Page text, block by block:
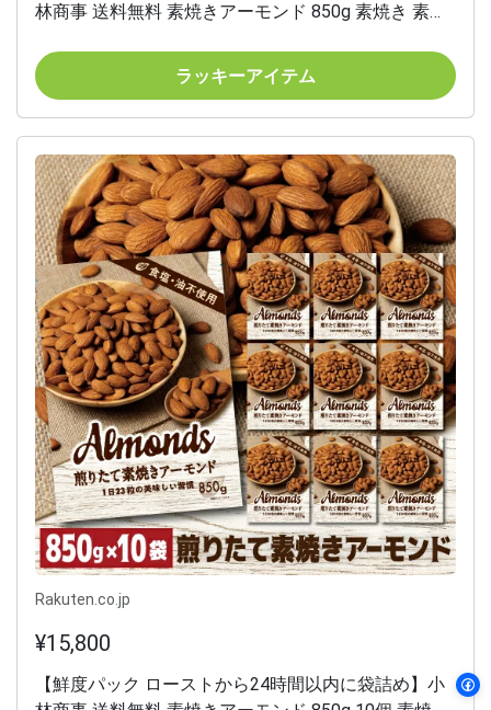
林商事 送料無料 素焼きアーモンド 850g 素焼き 素焼
健康 美容 おつまみ ポスト投函 賞味期限2027年2月
八幡 父の日
ラッキーアイテム
Rakuten.co.jp
¥15,800
【鮮度パック ローストから24時間以内に袋詰め】小